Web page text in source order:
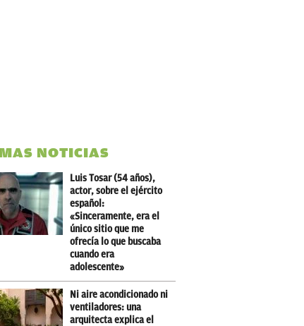
NOTICIAS
Luis Tosar (54 años),
actor, sobre el ejército
español:
«Sinceramente, era el
único sitio que me
ofrecía lo que buscaba
cuando era
adolescente»
Ni aire acondicionado ni
ventiladores: una
arquitecta explica el